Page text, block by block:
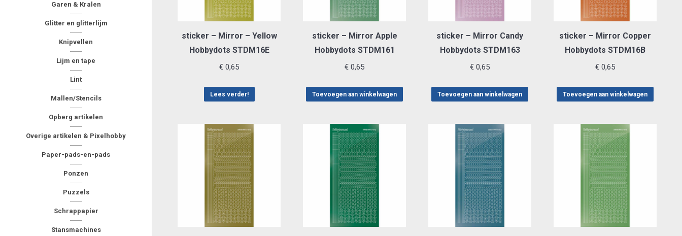
Garen & Kralen
Glitter en glitterlijm
Knipvellen
Lijm en tape
Lint
Mallen/Stencils
Opberg artikelen
Overige artikelen & Pixelhobby
Paper-pads-en-pads
Ponzen
Puzzels
Schrappapier
Stansmachines
sticker – Mirror – Yellow
Hobbydots STDM16E
€ 0,65
Lees verder!
sticker – Mirror Apple
Hobbydots STDM161
€ 0,65
Toevoegen aan winkelwagen
sticker – Mirror Candy
Hobbydots STDM163
€ 0,65
Toevoegen aan winkelwagen
sticker – Mirror Copper
Hobbydots STDM16B
€ 0,65
Toevoegen aan winkelwagen